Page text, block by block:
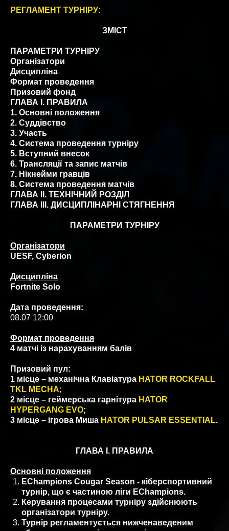
РЕГЛАМЕНТ ТУРНІРУ:
ЗМІСТ
ПАРАМЕТРИ ТУРНІРУ
Організатори
Дисципліна
Формат проведення
Призовий фонд
ГЛАВА I. ПРАВИЛА
1. Основні положення
2. Суддівство
3. Участь
4. Система проведення турніру
5. Вступний внесок
6. Трансляції та запис матчів
7. Нікнейми гравців
8. Система проведення матчів
ГЛАВА ІІ. ТЕХНІЧНИЙ РОЗДІЛ
ГЛАВА ІІІ. ДИСЦИПЛІНАРНІ СТЯГНЕННЯ
ПАРАМЕТРИ ТУРНІРУ
Організатори
UESF, Cyberion
Дисципліна
Fortnite Solo
Дата проведення:
08.07 12:00
Формат проведення
4 матчі із нарахуванням балів
Призовий пул:
1 місце – механічна Клавіатура HATOR ROCKFALL
TKL MECHA;
2 місце – геймерська гарнітура HATOR
HYPERGANG EVO;
3 місце – ігрова Миша HATOR PULSAR ESSENTIAL.
ГЛАВА I. ПРАВИЛА
Основні положення
EChampions Cougar Season - кіберспортивний
турнір, що є частиною ліги EChampions.
Керування процесами турніру здійснюють
організатори турніру.
Турнір регламентується нижченаведеним